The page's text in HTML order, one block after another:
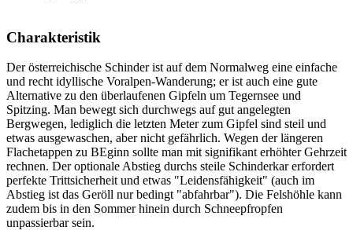
Charakteristik
Der österreichische Schinder ist auf dem Normalweg eine einfache
und recht idyllische Voralpen-Wanderung; er ist auch eine gute
Alternative zu den überlaufenen Gipfeln um Tegernsee und
Spitzing. Man bewegt sich durchwegs auf gut angelegten
Bergwegen, lediglich die letzten Meter zum Gipfel sind steil und
etwas ausgewaschen, aber nicht gefährlich. Wegen der längeren
Flachetappen zu BEginn sollte man mit signifikant erhöhter Gehrzeit
rechnen. Der optionale Abstieg durchs steile Schinderkar erfordert
perfekte Trittsicherheit und etwas "Leidensfähigkeit" (auch im
Abstieg ist das Geröll nur bedingt "abfahrbar"). Die Felshöhle kann
zudem bis in den Sommer hinein durch Schneepfropfen
unpassierbar sein.